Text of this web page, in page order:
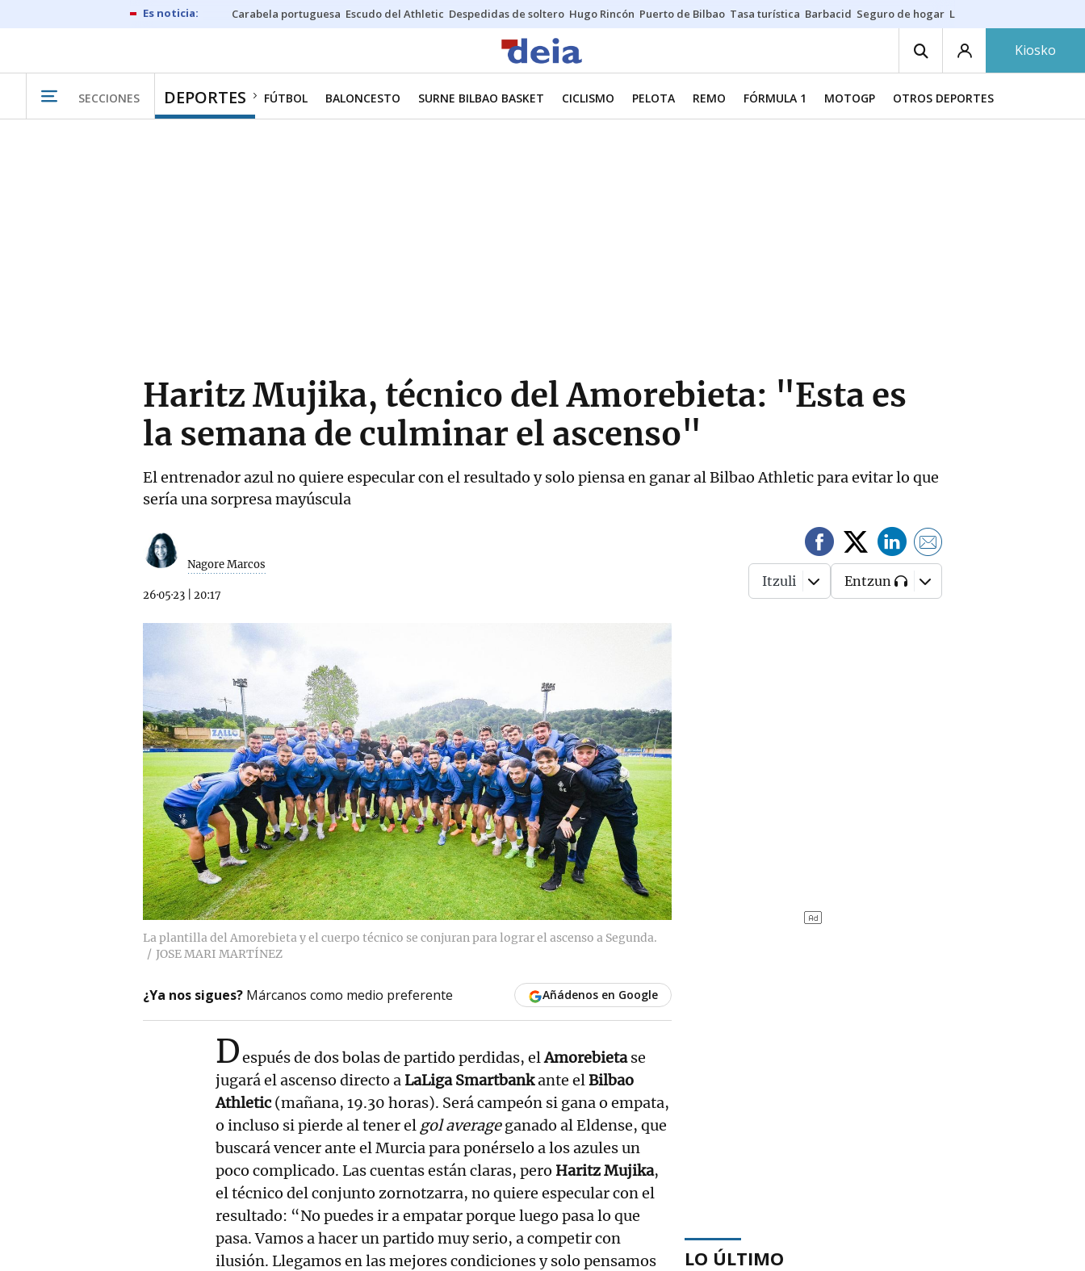
Carabela portuguesa Escudo del Athletic Despedidas de soltero Hugo Rincón Puerto de Bilbao Tasa turística Barbacid Seguro de hogar Lío Athletic-Osasuna
Kiosko
SECCIONES DEPORTES FÚTBOL BALONCESTO SURNE BILBAO BASKET CICLISMO PELOTA REMO FÓRMULA 1 MOTOGP OTROS DEPORTES
Haritz Mujika, técnico del Amorebieta: "Esta es
la semana de culminar el ascenso"
El entrenador azul no quiere especular con el resultado y solo piensa en ganar al Bilbao Athletic para evitar lo que
sería una sorpresa mayúscula
Nagore Marcos
26·05·23 20:17
Itzuli Entzun
La plantilla del Amorebieta y el cuerpo técnico se conjuran para lograr el ascenso a Segunda.
JOSE MARI MARTÍNEZ
¿Ya nos sigues? Márcanos como medio preferente Añádenos en Google
Después de dos bolas de partido perdidas, elAmorebietase
jugará el ascenso directo aLaLiga Smartbankante elBilbao
Athletic(mañana, 19.30 horas). Será campeón si gana o empata,
o incluso si pierde al tener el gol averageganado al Eldense, que
buscará vencer ante el Murcia para ponérselo a los azules un
poco complicado. Las cuentas están claras, pero Haritz Mujika,
el técnico del conjunto zornotzarra, no quiere especular con el
resultado: “No puedes ir a empatar porque luego pasa lo que
pasa. Vamos a hacer un partido muy serio, a competir con
ilusión. Llegamos en las mejores condiciones y solo pensamos
LO ÚLTIMO